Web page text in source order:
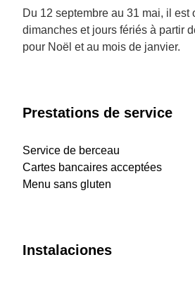
Du 12 septembre au 31 mai, il est
dimanches et jours fériés à partir
pour Noël et au mois de janvier.
Prestations de service
Service de berceau
Cartes bancaires acceptées
Menu sans gluten
Instalaciones